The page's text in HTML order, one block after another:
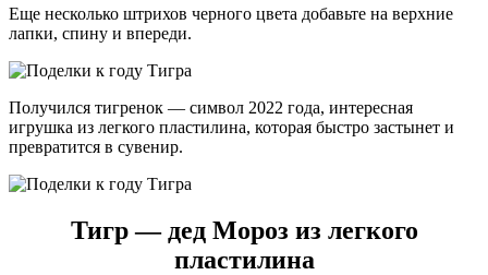
Еще несколько штрихов черного цвета добавьте на верхние
лапки, спину и впереди.
Получился тигренок — символ 2022 года, интересная
игрушка из легкого пластилина, которая быстро застынет и
превратится в сувенир.
Тигр — дед Мороз из легкого
пластилина